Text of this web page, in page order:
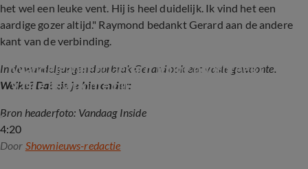
het wel een leuke vent. Hij is heel duidelijk. Ik vind het een
aardige gozer altijd." Raymond bedankt Gerard aan de andere
kant van de verbinding.
In de wandelgangen doorbrak Gerard ook een vaste gewoonte.
Welke? Dat zie je hieronder:
4:20
Wandelgangen: Gerard Joling doorbreekt
vaste gewoonte bij Vandaag Inside Oranje
Bron headerfoto: Vandaag Inside
Door Shownieuws-redactie